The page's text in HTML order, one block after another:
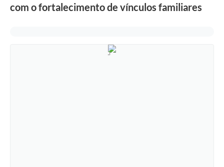
com o fortalecimento de vínculos familiares